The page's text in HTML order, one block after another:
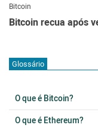
Bitcoin
Bitcoin recua após
Glossário
O que é Bitcoin?
O que é Ethereum?